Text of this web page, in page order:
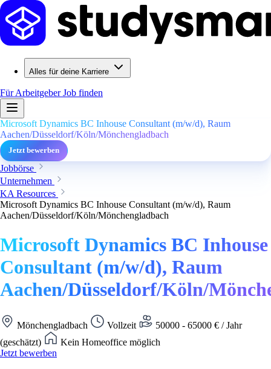
Alles für deine Karriere
Für ArbeitgeberJob finden
Microsoft Dynamics BC Inhouse Consultant (m/w/d), Raum
Aachen/Düsseldorf/Köln/Mönchengladbach
Jetzt bewerben
Jobbörse
Unternehmen
KA Resources
Microsoft Dynamics BC Inhouse Consultant (m/w/d), Raum
Aachen/Düsseldorf/Köln/Mönchengladbach
Microsoft Dynamics BC Inhouse
Consultant (m/w/d), Raum
Aachen/Düsseldorf/Köln/
Mönchengladbach Vollzeit
50000 - 65000 € / Jahr
(geschätzt)
Kein Homeoffice möglich
Jetzt bewerben